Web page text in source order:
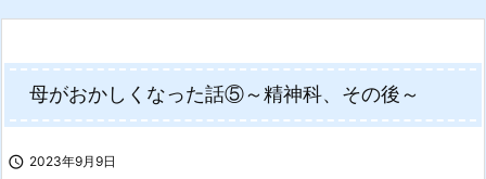


母がおかしくなった話⑤～精神科、その後～
 2023年9月9日